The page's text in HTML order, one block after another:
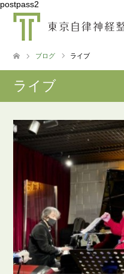
postpass2
ブログ ライブ
ライブ